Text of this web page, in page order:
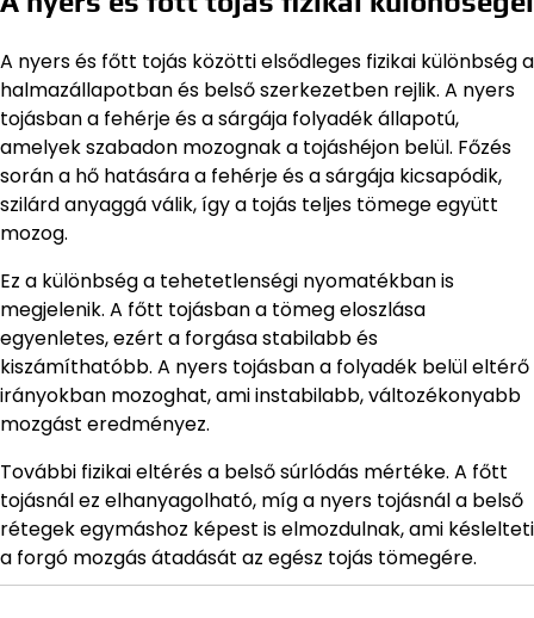
A nyers és főtt tojás közötti elsődleges fizikai különbség a
halmazállapotban és belső szerkezetben rejlik. A nyers
tojásban a fehérje és a sárgája folyadék állapotú,
amelyek szabadon mozognak a tojáshéjon belül. Főzés
során a hő hatására a fehérje és a sárgája kicsapódik,
szilárd anyaggá válik, így a tojás teljes tömege együtt
mozog.
Ez a különbség a tehetetlenségi nyomatékban is
megjelenik. A főtt tojásban a tömeg eloszlása
egyenletes, ezért a forgása stabilabb és
kiszámíthatóbb. A nyers tojásban a folyadék belül eltérő
irányokban mozoghat, ami instabilabb, változékonyabb
mozgást eredményez.
További fizikai eltérés a belső súrlódás mértéke. A főtt
tojásnál ez elhanyagolható, míg a nyers tojásnál a belső
rétegek egymáshoz képest is elmozdulnak, ami késlelteti
a forgó mozgás átadását az egész tojás tömegére.